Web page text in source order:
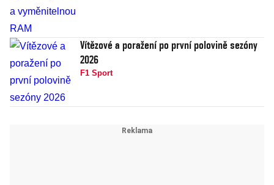
Vítězové a poražení po první polovině sezóny
2026
F1 Sport